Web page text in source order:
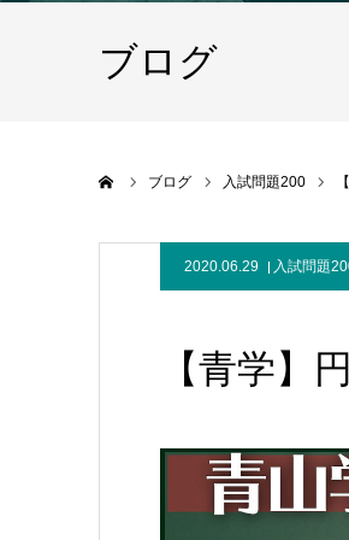
ブログ
ブログ 入試問題200
2020.06.29 入試問題
【青学】